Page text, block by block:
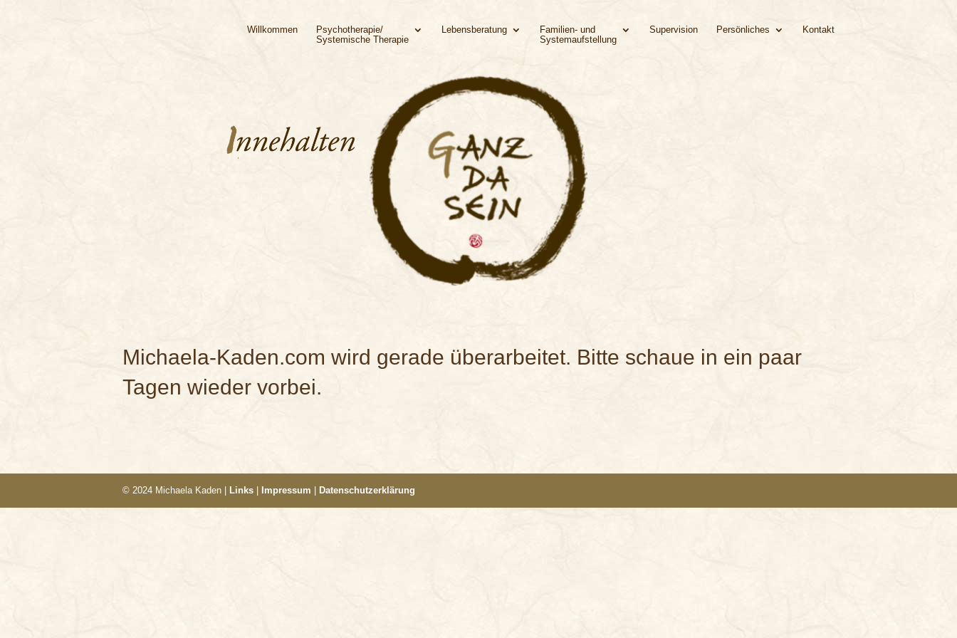
Willkommen
Psychotherapie/
Systemische Therapie
Lebensberatung
Familien- und
Systemaufstellung
Supervision Persönliches Kontakt
Michaela-Kaden.com wird gerade überarbeitet. Bitte schaue in ein paar
Tagen wieder vorbei.
© 2024 Michaela Kaden | Links Impressum Datenschutzerklärung